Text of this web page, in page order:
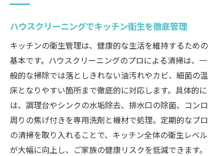
ハウスクリーニングでキッチン衛生を徹底管理
キッチンの衛生管理は、健康的な生活を維持するための
基本です。ハウスクリーニングのプロによる清掃は、一
般的な掃除では落としきれない油汚れやカビ、細菌の温
床となりやすい箇所まで徹底的に対応します。具体的に
は、調理台やシンクの水垢除去、排水口の除菌、コンロ
周りの焦げ付きを専用洗剤と機材で処理。定期的なプロ
の清掃を取り入れることで、キッチン全体の衛生レベル
が大幅に向上し、ご家族の健康リスクを低減できます。